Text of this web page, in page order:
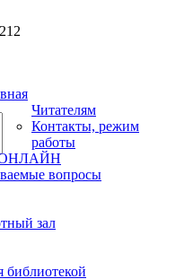
Читателям
Контакты, режим
работы
ОНЛАЙН
вопросы
зал
библиотекой